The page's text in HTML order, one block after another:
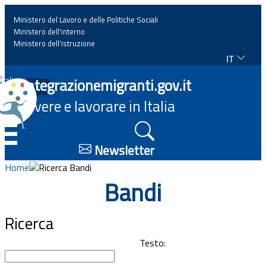
Home
News
Approfondimenti
Progetti
Ministero del Lavoro e delle Politiche Sociali
Ministero dell'interno
Ministero dell'istruzione
IT
Italiano
English
Integrazionemigranti.gov.it
Vivere e lavorare in Italia
Newsletter
Home Ricerca Bandi
Bandi
Ricerca
Testo: